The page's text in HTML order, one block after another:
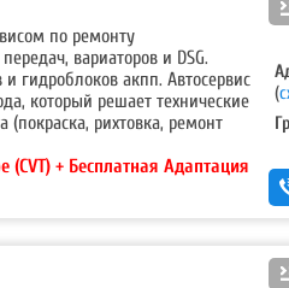
по ремонту
вариаторов и DSG.
гидроблоков акпп. Автосервис
который решает технические
(покраска, рихтовка, ремонт
+ Бесплатная Адаптация
(